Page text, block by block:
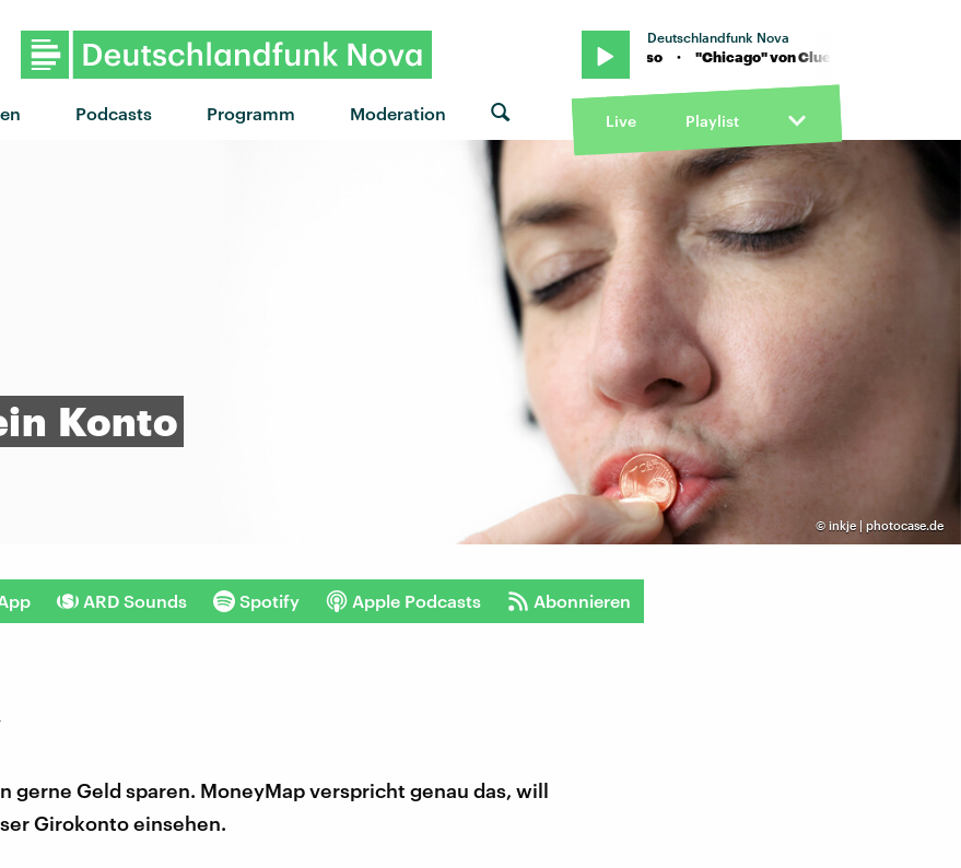
Podcasts Programm Moderation
Deutschlandfunk Nova
"Chicago" von Clueso · "Chicago" von Clueso · "Chicago" von Clueso
Live Playlist
© inkje | photocase.de
Konto
ARD Sounds Spotify Apple Podcasts Abonnieren
gerne Geld sparen. MoneyMap verspricht genau das, will
Girokonto einsehen.